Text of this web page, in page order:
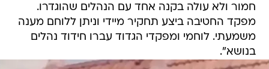
חמור ולא עולה בקנה אחד עם הנהלים שהוגדרו.
מפקד החטיבה ביצע תחקיר מיידי וניתן ללוחם מענה
משמעתי. לוחמי ומפקדי הגדוד עברו חידוד נהלים
בנושא".